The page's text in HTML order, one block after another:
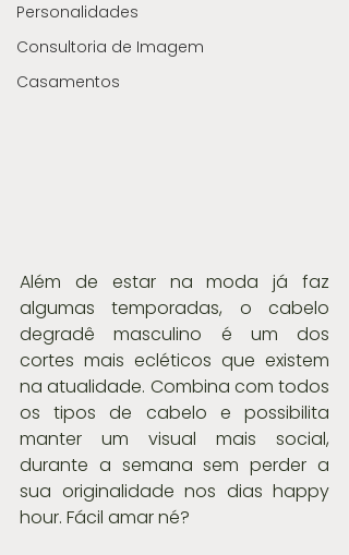
Personalidades
Consultoria de Imagem
Casamentos
Além de estar na moda já faz
algumas temporadas, o cabelo
degradê masculino é um dos
cortes mais ecléticos que existem
na atualidade. Combina com todos
os tipos de cabelo e possibilita
manter um visual mais social,
durante a semana sem perder a
sua originalidade nos dias happy
hour. Fácil amar né?